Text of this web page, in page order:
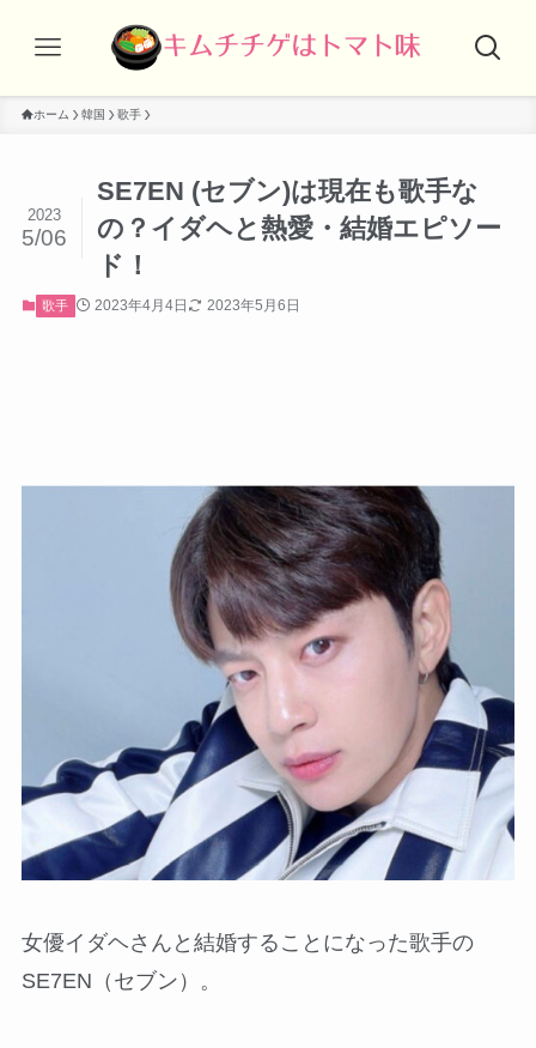
ホーム 韓国 歌手
SE7EN (セブン)は現在も歌手な
の？イダヘと熱愛・結婚エピソー
ド！
2023
5/06
歌手 2023年4月4日 2023年5月6日
女優イダヘさんと結婚することになった歌手の
SE7EN（セブン）。